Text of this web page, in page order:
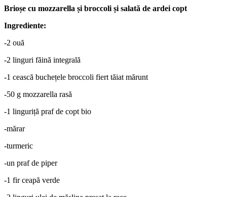
Brioșe cu mozzarella și broccoli și salată de ardei copt
Ingrediente:
-2 ouă
-2 linguri făină integrală
-1 cească buchețele broccoli fiert tăiat mărunt
-50 g mozzarella rasă
-1 linguriță praf de copt bio
-mărar
-turmeric
-un praf de piper
-1 fir ceapă verde